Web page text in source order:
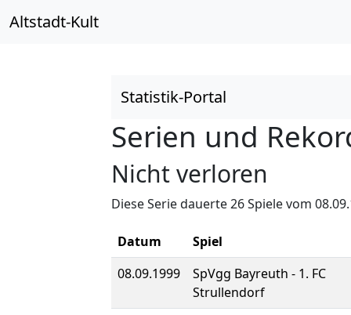
Altstadt-Kult
Statistik-Portal
Serien und
Nicht verloren
Diese Serie dauerte 26 Spiele vom
Datum
Spiel
08.09.1999
SpVgg Bayreuth - 1. FC
Strullendorf